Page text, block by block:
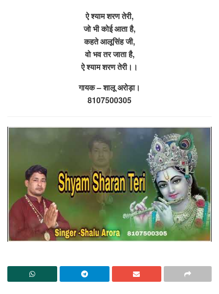
ऐ श्याम शरण तेरी,
जो भी कोई आता है,
कहते आलूसिंह जी,
वो भव तर जाता है,
ऐ श्याम शरण तेरी।।
गायक – शालू अरोड़ा।
8107500305